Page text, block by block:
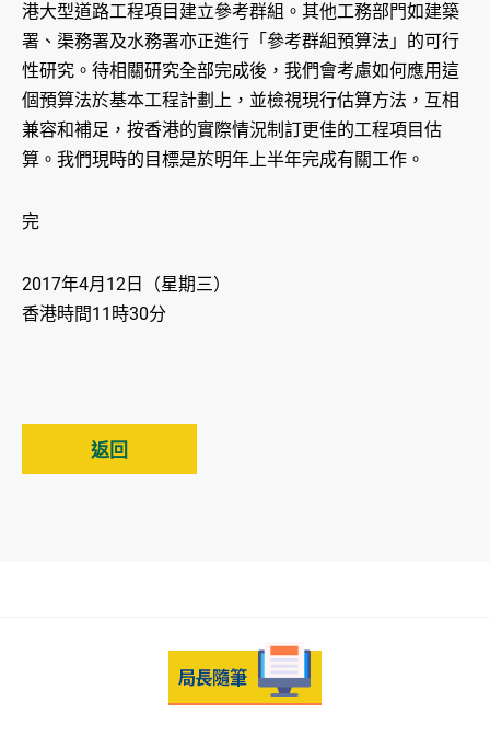
港大型道路工程項目建立參考群組。其他工務部門如建築
署、渠務署及水務署亦正進行「參考群組預算法」的可行
性研究。待相關研究全部完成後，我們會考慮如何應用這
個預算法於基本工程計劃上，並檢視現行估算方法，互相
兼容和補足，按香港的實際情況制訂更佳的工程項目估
算。我們現時的目標是於明年上半年完成有關工作。
完
2017年4月12日（星期三）
香港時間11時30分
返回